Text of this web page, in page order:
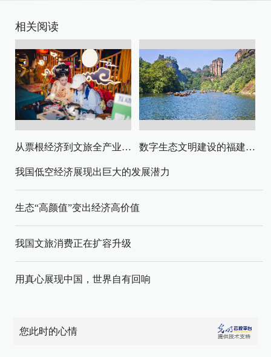
相关阅读
从票根经济到文旅全产业链升级 数字生态文明建设的福建路径与启示
我国低空经济展现出巨大的发展潜力
生态“高颜值”变出经济高价值
我国文旅消费正在扩容升级
用真心展现中国，世界自有回响
您此时的心情